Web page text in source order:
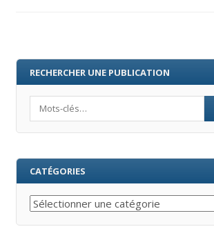
RECHERCHER UNE PUBLICATION
CATÉGORIES
Catégories